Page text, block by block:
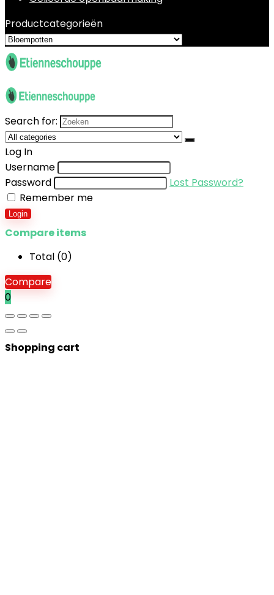
Productcategorieën
Search for:
Log In
Username
Password
Lost Password?
Remember me
Login
Compare items
Total (0)
Compare
0
Shopping cart